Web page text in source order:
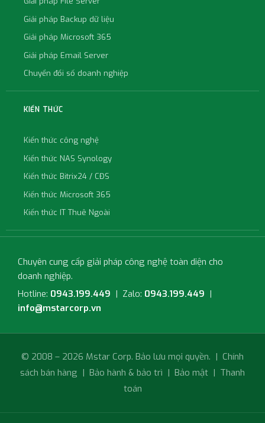
Giải pháp Backup dữ liệu
Giải pháp Microsoft 365
Giải pháp Email Server
Chuyển đổi số doanh nghiệp
KIẾN THỨC
Kiến thức công nghệ
Kiến thức NAS Synology
Kiến thức Bitrix24 / CĐS
Kiến thức Microsoft 365
Kiến thức IT Thuê Ngoài
Chuyên cung cấp giải pháp công nghệ toàn diện cho
doanh nghiệp.
Hotline: 0943.199.449 | Zalo: 0943.199.449 |
info@mstarcorp.vn
© 2008 – 2026 Mstar Corp. Bảo lưu mọi quyền. | Chính
sách bán hàng | Bảo hành & bảo trì | Bảo mật | Thanh
toán